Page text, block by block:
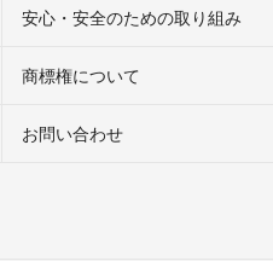
安心・安全のための取り組み
商標権について
お問い合わせ